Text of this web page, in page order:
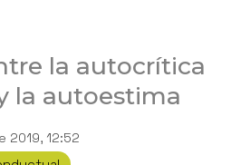
la autocrítica
la autoestima
2019, 12:52